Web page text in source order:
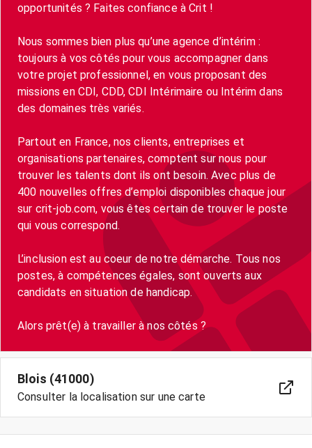
opportunités ? Faites confiance à Crit !
Nous sommes bien plus qu’une agence d’intérim :
toujours à vos côtés pour vous accompagner dans
votre projet professionnel, en vous proposant des
missions en CDI, CDD, CDI Intérimaire ou Intérim dans
des domaines très variés.
Partout en France, nos clients, entreprises et
organisations partenaires, comptent sur nous pour
trouver les talents dont ils ont besoin. Avec plus de
400 nouvelles offres d’emploi disponibles chaque jour
sur crit-job.com, vous êtes certain de trouver le poste
qui vous correspond.
L’inclusion est au coeur de notre démarche. Tous nos
postes, à compétences égales, sont ouverts aux
candidats en situation de handicap.
Alors prêt(e) à travailler à nos côtés ?
Blois (41000)
Consulter la localisation sur une carte